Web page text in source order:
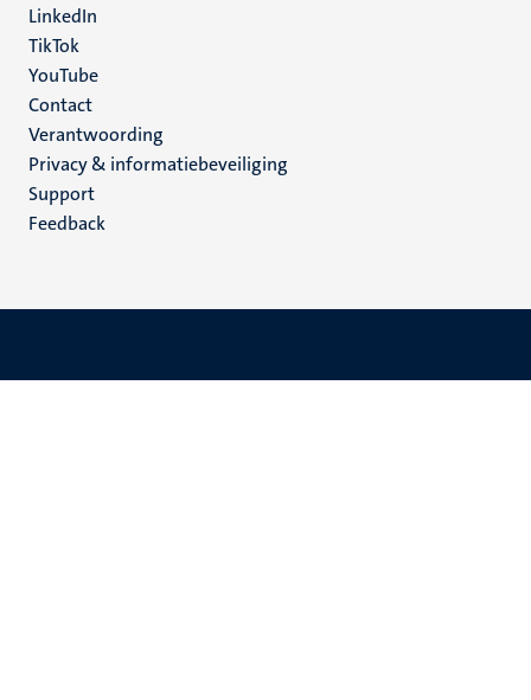
LinkedIn
TikTok
YouTube
Menu
footer
(NL)
Contact
Verantwoording
Privacy & informatiebeveiliging
Support
Feedback